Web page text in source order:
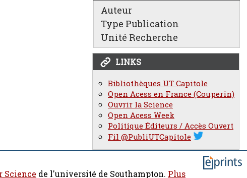
Auteur
Type Publication
Unité Recherche
LINKS
Bibliothèques UT Capitole
Open Acess en France (Couperin)
Ouvrir la Science
Open Acess Week
Politique Éditeurs / Accès Ouvert
Fil @PubliUTCapitole
Science de l'université de Southampton. Plus